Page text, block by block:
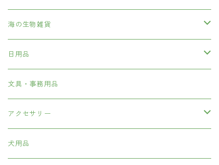
GULL
FL
SAS
ビーイズム
アクアラング
ダイビング重器材
BCD
レギュレター
ダイビング軽器材
マスク
スノーケル
ダイビングコンピューター
ダイビング小物・アクセサリー
曇り止め
海の生物雑貨
ぬいぐるみマスコット
日用品
日用品
シニアグラス・サングラス
旅行グッズ
アパレル
文具・事務用品
アクセサリー
リング
犬用品